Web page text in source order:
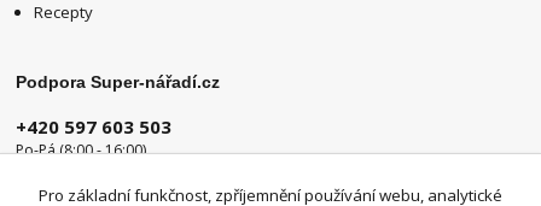
Recepty
Podpora Super-nářadí.cz
+420 597 603 503
Po-Pá (8:00 - 16:00)
Pro základní funkčnost, zpříjemnění používání webu, analytické